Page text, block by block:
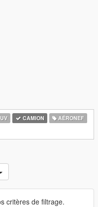
CAMION
AÉRONEF
critères de filtrage.